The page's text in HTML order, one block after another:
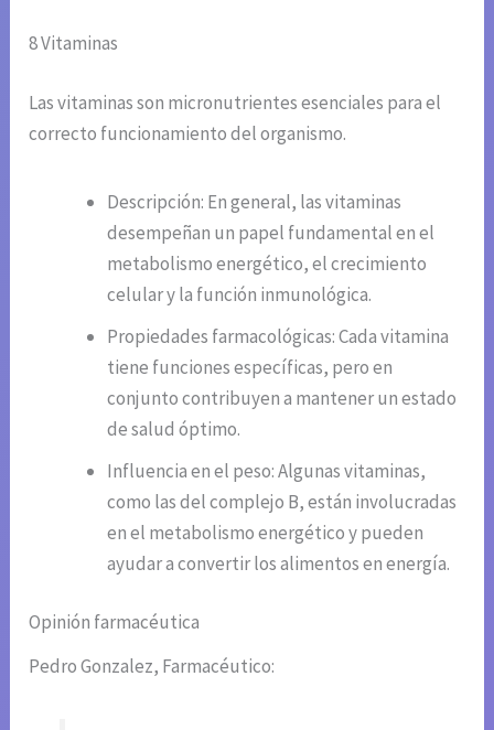
8 Vitaminas
Las vitaminas son micronutrientes esenciales para el
correcto funcionamiento del organismo.
Descripción: En general, las vitaminas
desempeñan un papel fundamental en el
metabolismo energético, el crecimiento
celular y la función inmunológica.
Propiedades farmacológicas: Cada vitamina
tiene funciones específicas, pero en
conjunto contribuyen a mantener un estado
de salud óptimo.
Influencia en el peso: Algunas vitaminas,
como las del complejo B, están involucradas
en el metabolismo energético y pueden
ayudar a convertir los alimentos en energía.
Opinión farmacéutica
Pedro Gonzalez, Farmacéutico: